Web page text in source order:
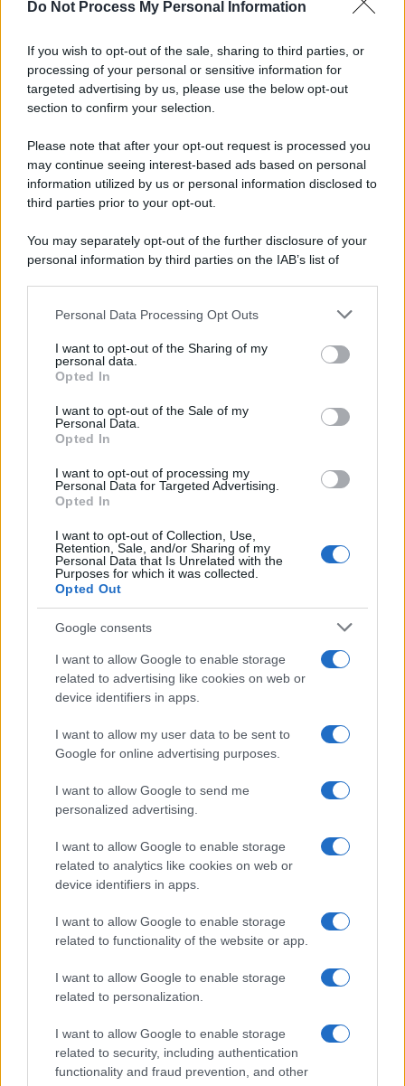
Do Not Process My Personal Information
If you wish to opt-out of the sale, sharing to third parties, or
processing of your personal or sensitive information for
targeted advertising by us, please use the below opt-out
section to confirm your selection.
Please note that after your opt-out request is processed you
may continue seeing interest-based ads based on personal
information utilized by us or personal information disclosed to
third parties prior to your opt-out.
You may separately opt-out of the further disclosure of your
personal information by third parties on the IAB’s list of
This information may also be disclosed by us to third parties
disclose it to other third parties.
Please note that this website/app uses one or more Google
services and may gather and store information including but
not limited to your visit or usage behaviour. You may click to
grant or deny consent to Google and its third-party tags to
consent section.
Personal Data Processing Opt Outs
I want to opt-out of the Sharing of my
personal data.
Opted In
I want to opt-out of the Sale of my
Personal Data.
Opted In
I want to opt-out of processing my
Personal Data for Targeted Advertising.
Opted In
I want to opt-out of Collection, Use,
Retention, Sale, and/or Sharing of my
Personal Data that Is Unrelated with the
Purposes for which it was collected.
Opted Out
Google consents
I want to allow Google to enable storage
related to advertising like cookies on web or
device identifiers in apps.
I want to allow my user data to be sent to
Google for online advertising purposes.
I want to allow Google to send me
personalized advertising.
I want to allow Google to enable storage
related to analytics like cookies on web or
device identifiers in apps.
I want to allow Google to enable storage
related to functionality of the website or app.
I want to allow Google to enable storage
related to personalization.
I want to allow Google to enable storage
related to security, including authentication
functionality and fraud prevention, and other